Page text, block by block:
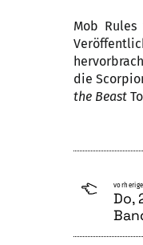
Mob
die
the Beast
Do,